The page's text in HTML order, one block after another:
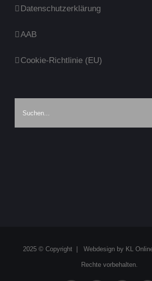
Datenschutzerklärung
AAB
Cookie-Richtlinie (EU)
2025 © Copyright | Webdesign by KL
Rechte vorbehalten.